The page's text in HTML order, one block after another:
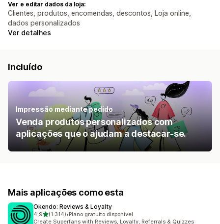
Ver e editar dados da loja:
Clientes, produtos, encomendas, descontos, Loja online,
dados personalizados
Ver detalhes
Incluído
Impressão mediante pedido
Venda produtos personalizados com
aplicações que o ajudam a destacar-se.
Mais aplicações como esta
Okendo: Reviews & Loyalty
4,9de 5 estrelas
(1.314)
1314 total de avaliações
•Plano gratuito disponível
Create Superfans with Reviews, Loyalty, Referrals & Quizzes